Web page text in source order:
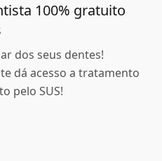
100% gratuito
dos seus dentes!
dá acesso a tratamento
pelo SUS!